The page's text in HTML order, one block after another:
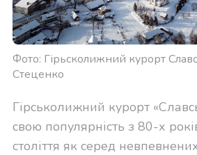
Фото: Гірьсколижний курорт
Стеценко
Гірськолижний курорт
свою популярність з 80-х
століття як серед